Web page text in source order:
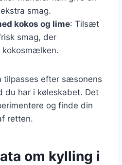
smag.
kokos og lime: Tilsæt
smag, der
kokosmælken.
tilpasses efter sæsonens
du har i køleskabet. Det
og finde din
retten.
om kylling i